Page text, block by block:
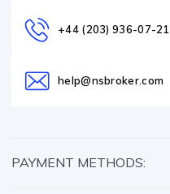
+44 (203) 936-07-21
help@nsbroker.com
PAYMENT METHODS: